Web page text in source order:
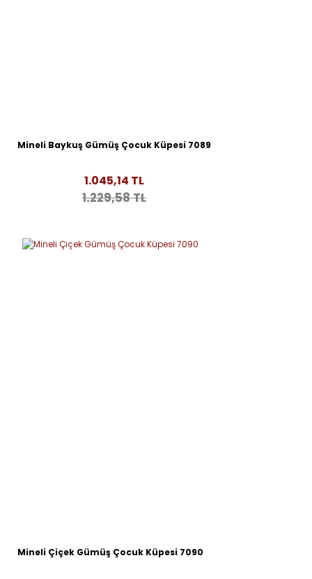
Mineli Baykuş Gümüş Çocuk Küpesi 7089
1.045,14 TL
1.229,58 TL
Mineli Çiçek Gümüş Çocuk Küpesi 7090